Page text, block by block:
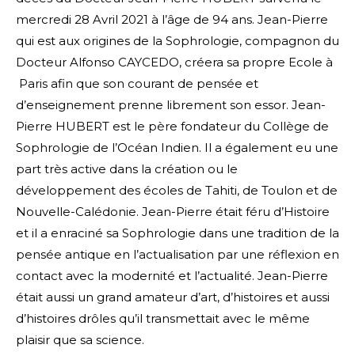
mercredi 28 Avril 2021 à l’âge de 94 ans. Jean-Pierre
qui est aux origines de la Sophrologie, compagnon du
Docteur Alfonso CAYCEDO, créera sa propre Ecole à
Paris afin que son courant de pensée et
d’enseignement prenne librement son essor. Jean-
Pierre HUBERT est le père fondateur du Collège de
Sophrologie de l’Océan Indien. Il a également eu une
part très active dans la création ou le
développement des écoles de Tahiti, de Toulon et de
Nouvelle-Calédonie. Jean-Pierre était féru d’Histoire
et il a enraciné sa Sophrologie dans une tradition de la
pensée antique en l’actualisation par une réflexion en
contact avec la modernité et l’actualité. Jean-Pierre
était aussi un grand amateur d’art, d’histoires et aussi
d’histoires drôles qu’il transmettait avec le même
plaisir que sa science.